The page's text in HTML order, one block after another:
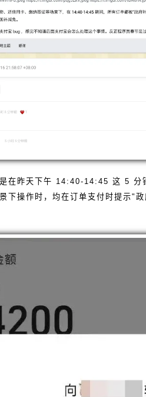
在昨天下午 14:40-14:45 这 5 分
下操作时，均在订单支付时提示"